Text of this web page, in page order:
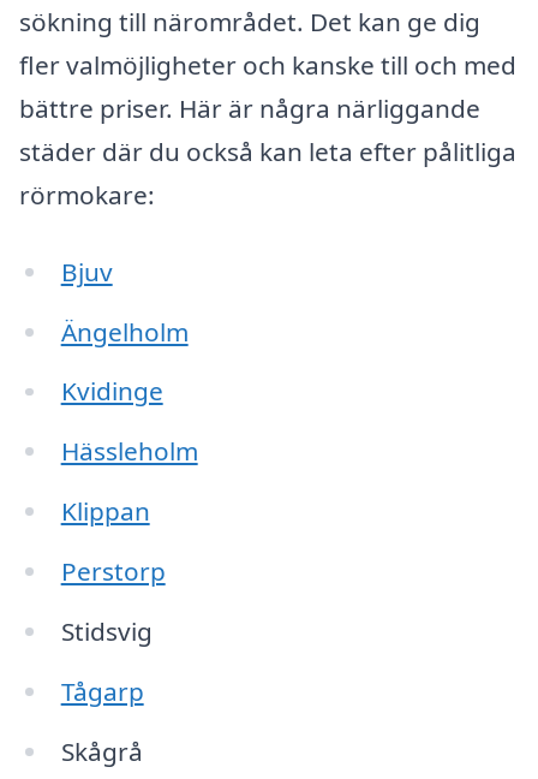
sökning till närområdet. Det kan ge dig
fler valmöjligheter och kanske till och med
bättre priser. Här är några närliggande
städer där du också kan leta efter pålitliga
rörmokare:
Bjuv
Ängelholm
Kvidinge
Hässleholm
Klippan
Perstorp
Stidsvig
Tågarp
Skågrå